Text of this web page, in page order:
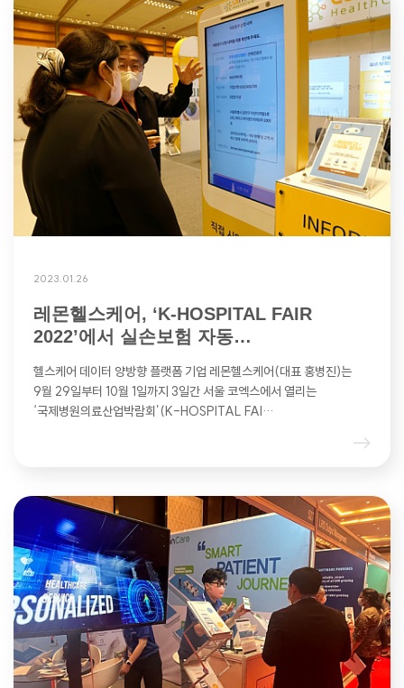
2023.01.26
레몬헬스케어, ‘K-HOSPITAL FAIR
2022’에서 실손보험 자동…
헬스케어 데이터 양방향 플랫폼 기업 레몬헬스케어(대표 홍병진)는
9월 29일부터 10월 1일까지 3일간 서울 코엑스에서 열리는
‘국제병원의료산업박람회’(K-HOSPITAL FAI…